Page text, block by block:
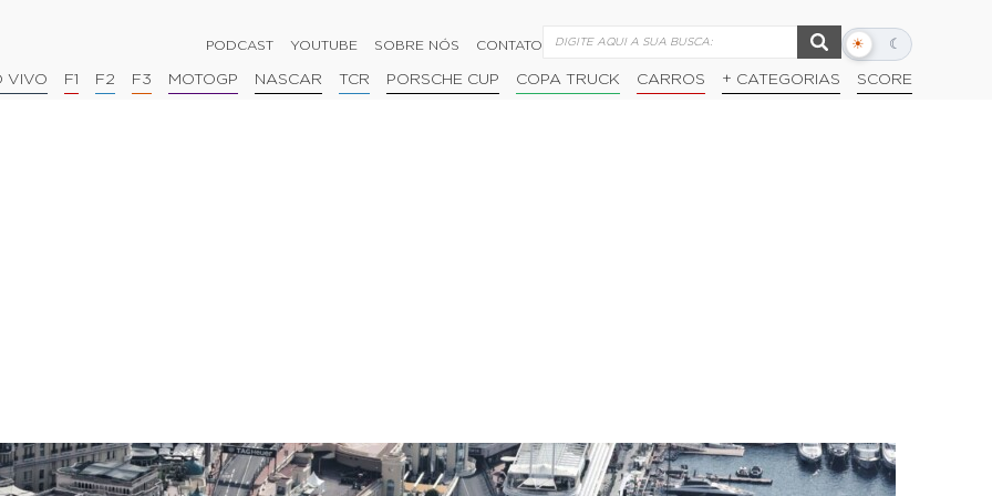
PODCAST YOUTUBE SOBRE NÓS CONTATO ☀ ☾
Alternar
escuro
VIVO F1 F2 F3 MOTOGP NASCAR TCR PORSCHE CUP COPA TRUCK CARROS + CATEGORIAS SCORE